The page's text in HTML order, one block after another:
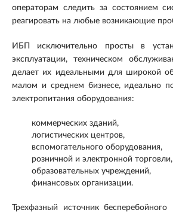
операторам следить за состоянием
реагировать на любые возникающие
ИБП исключительно просты в
эксплуатации, техническом
делает их идеальными для широкой
малом и среднем бизнесе, идеально
электропитания оборудования:
коммерческих зданий,
логистических центров,
вспомогательного оборудования,
розничной и электронной торговли,
образовательных учреждений,
финансовых организации.
Трехфазный источник